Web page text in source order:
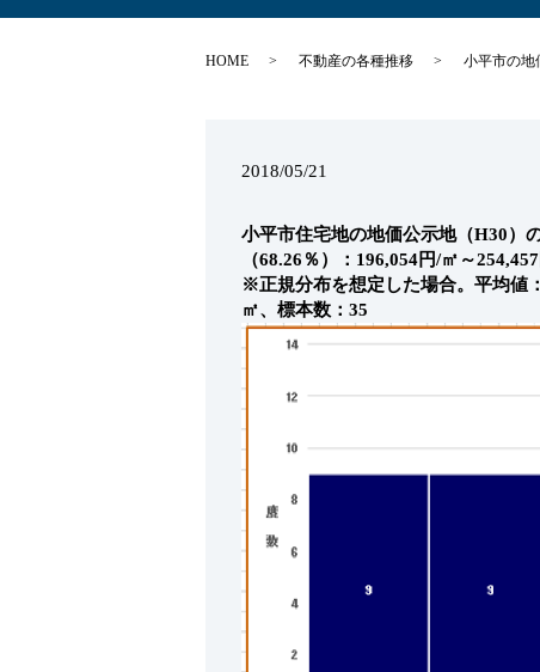
HOME 不動産の各種推移 小平市の地
2018/05/21
小平市住宅地の地価公示地（H30）
（68.26％）：196,054円/㎡～
※正規分布を想定した場合。平均値
㎡、標本数：35